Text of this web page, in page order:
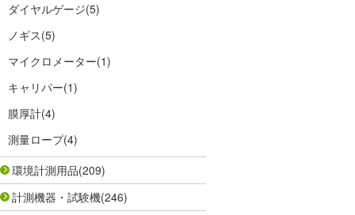
ダイヤルゲージ(5)
ノギス(5)
マイクロメーター(1)
キャリパー(1)
膜厚計(4)
測量ロープ(4)
環境計測用品(209)
計測機器・試験機(246)